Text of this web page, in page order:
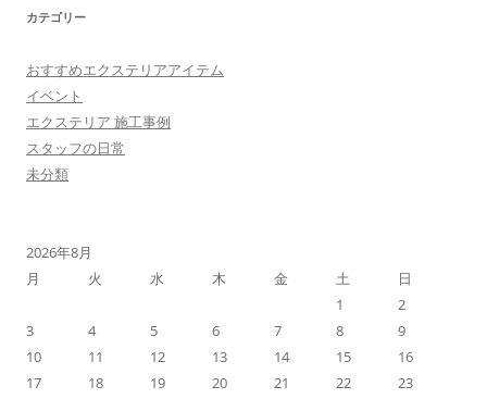
カテゴリー
おすすめエクステリアアイテム
イベント
エクステリア 施工事例
スタッフの日常
未分類
2026年8月
月
火 水 木 金 土
日
1
2
3
4 5 6 7 8
9
10
11 12 13 14 15
16
17
18 19 20 21 22
23